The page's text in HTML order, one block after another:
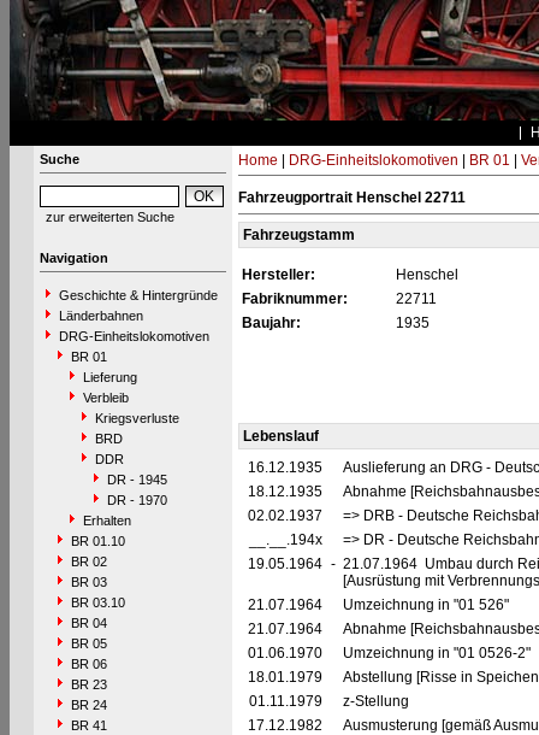
Suche
zur erweiterten Suche
Navigation
Geschichte & Hintergründe
Länderbahnen
DRG-Einheitslokomotiven
BR 01
Lieferung
Verbleib
Kriegsverluste
BRD
DDR
DR - 1945
DR - 1970
Erhalten
BR 01.10
BR 02
BR 03
BR 03.10
BR 04
BR 05
BR 06
BR 23
BR 24
BR 41
Home DRG-Einheitslokomotiven BR 01
Fahrzeugportrait Henschel 22711
Fahrzeugstamm
Hersteller:
Henschel
Fabriknummer:
22711
Baujahr:
1935
Lebenslauf
16.12.1935
Auslieferung an DRG -
18.12.1935
Abnahme
02.02.1937
=> DRB - Deutsche
__.__.194x
=> DR - Deutsche
19.05.1964 - 21.07.1964 Umbau durch
[Ausrüstung mit
21.07.1964
Umzeichnung in "01 526"
21.07.1964
Abnahme
01.06.1970
Umzeichnung in "01 0526-2"
18.01.1979
Abstellung [Risse in
01.11.1979
z-Stellung
17.12.1982
Ausmusterung [gemäß